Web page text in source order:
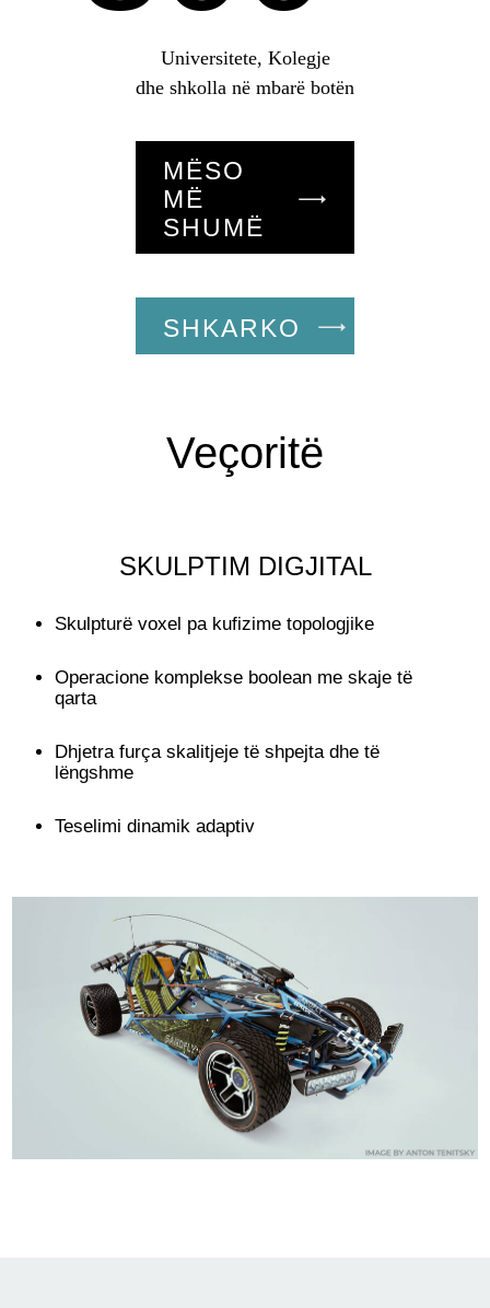
Universitete, Kolegje
dhe shkolla në mbarë botën
MËSO
MË
SHUMË
SHKARKO
Veçoritë
SKULPTIM DIGJITAL
Skulpturë voxel pa kufizime topologjike
Operacione komplekse boolean me skaje të
qarta
Dhjetra furça skalitjeje të shpejta dhe të
lëngshme
Teselimi dinamik adaptiv